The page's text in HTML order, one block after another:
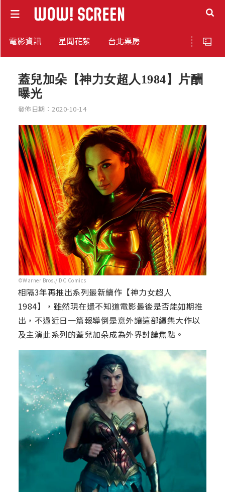
電影資訊 星聞花絮 台北票房
蓋兒加朵【神力女超人1984】片酬
曝光
發佈日期：2020-10-14
©Warner Bros./ DC Comics
相隔3年再推出系列最新續作【神力女超人
1984】，雖然現在還不知道電影最後是否能如期推
出，不過近日一篇報導倒是意外讓這部續集大作以
及主演此系列的蓋兒加朵成為外界討論焦點。